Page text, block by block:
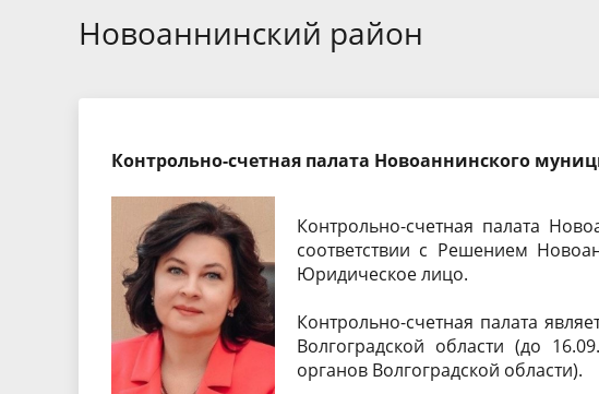
Информация о заключенных
Порядок обжалования
Бухгалтерская
Новоаннинский район
Контрольно-счетная палата Новоаннинского
Контрольно-счетная палата
соответствии с Решением
Юридическое лицо.
Контрольно-счетная палата
Волгоградской области (до
органов Волгоградской области).